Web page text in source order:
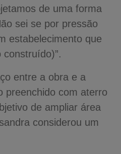
de uma forma
sei se por pressão
estabelecimento que
entre a obra e a
preenchido com aterro
de ampliar área
considerou um